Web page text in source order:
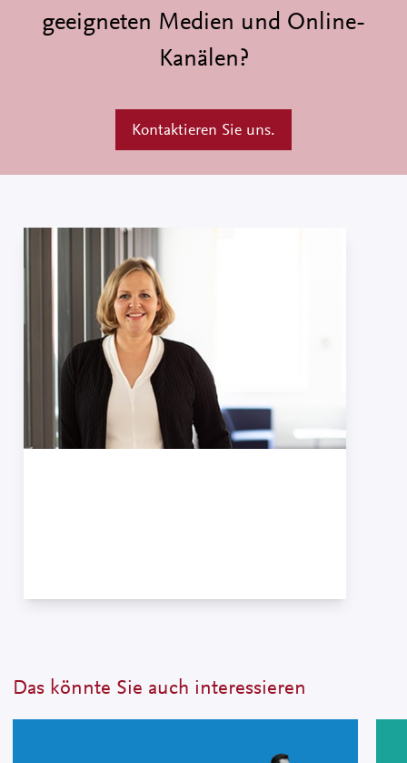
geeigneten Medien und Online-
Kanälen?
Kontaktieren Sie uns.
Das könnte Sie auch interessieren